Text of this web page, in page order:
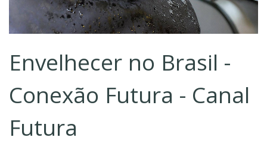
Envelhecer no Brasil -
Conexão Futura - Canal
Futura